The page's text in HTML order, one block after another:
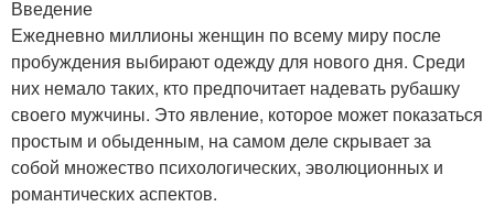
Введение
Ежедневно миллионы женщин по всему миру после
пробуждения выбирают одежду для нового дня. Среди
них немало таких, кто предпочитает надевать рубашку
своего мужчины. Это явление, которое может показаться
простым и обыденным, на самом деле скрывает за
собой множество психологических, эволюционных и
романтических аспектов.